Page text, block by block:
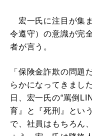
宏一氏に注目が集
令遵守）の意識が完
者が言う。
「保険金詐欺の問題
らかになってきまし
日、宏一氏の“罵倒
育』と『死刑』とい
で、社員はもちろん